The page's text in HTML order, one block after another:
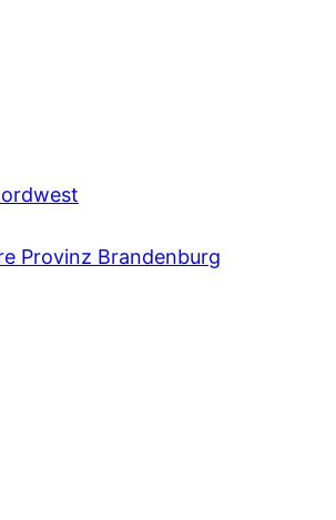
Provinz Brandenburg